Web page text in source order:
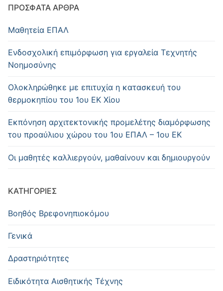
ΠΡΌΣΦΑΤΑ ΆΡΘΡΑ
Μαθητεία ΕΠΑΛ
Ενδοσχολική επιμόρφωση για εργαλεία Τεχνητής
Νοημοσύνης
Oλοκληρώθηκε με επιτυχία η κατασκευή του
θερμοκηπίου του 1ου ΕΚ Χίου
Εκπόνηση αρχιτεκτονικής προμελέτης διαμόρφωσης
του προαύλιου χώρου του 1ου ΕΠΑΛ – 1ου ΕΚ
Οι μαθητές καλλιεργούν, μαθαίνουν και δημιουργούν
KΑΤΗΓΟΡΊΕΣ
Βοηθός Βρεφονηπιοκόμου
Γενικά
Δραστηριότητες
Ειδικότητα Αισθητικής Τέχνης